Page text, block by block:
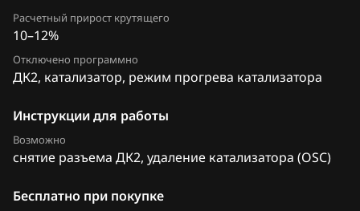
FAW
Ford
Forthing
Foton
Расчетный прирост крутящего
10–12%
Отключено программно
ДК2, катализатор, режим прогрева катализатора
Инструкции для работы
Возможно
снятие разъема ДК2, удаление катализатора (OSC)
Бесплатно при покупке